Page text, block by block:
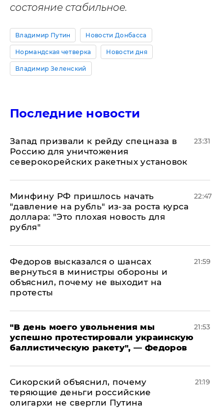
состояние стабильное.
Владимир Путин Новости Донбасса
Нормандская четверка Новости дня
Владимир Зеленский
Последние новости
Запад призвали к рейду спецназа в
Россию для уничтожения
северокорейских ракетных установок
23:31
Минфину РФ пришлось начать
"давление на рубль" из-за роста курса
доллара: "Это плохая новость для
рубля"
22:47
Федоров высказался о шансах
вернуться в министры обороны и
объяснил, почему не выходит на
протесты
21:59
​"В день моего увольнения мы
успешно протестировали украинскую
баллистическую ракету", — Федоров
21:53
Сикорский объяснил, почему
теряющие деньги российские
олигархи не свергли Путина
21:19